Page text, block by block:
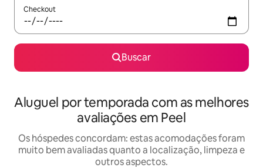
Checkout
Buscar
Aluguel por temporada com as melhores
avaliações em Peel
Os hóspedes concordam: estas acomodações foram
muito bem avaliadas quanto a localização, limpeza e
outros aspectos.